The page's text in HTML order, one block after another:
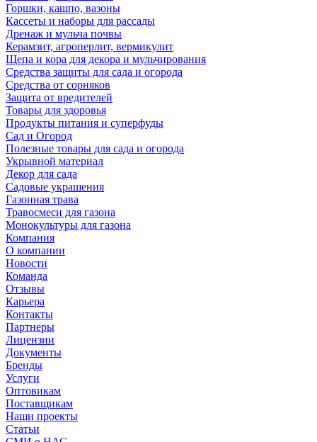
Горшки, кашпо, вазоны
Кассеты и наборы для рассады
Дренаж и мульча почвы
Керамзит, агроперлит, вермикулит
Щепа и кора для декора и мульчирования
Средства защиты для сада и огорода
Средства от сорняков
Защита от вредителей
Товары для здоровья
Продукты питания и суперфуды
Сад и Огород
Полезные товары для сада и огорода
Укрывной материал
Декор для сада
Садовые украшения
Газонная трава
Травосмеси для газона
Монокультуры для газона
Компания
О компании
Новости
Команда
Отзывы
Карьера
Контакты
Партнеры
Лицензии
Документы
Бренды
Услуги
Оптовикам
Поставщикам
Наши проекты
Статьи